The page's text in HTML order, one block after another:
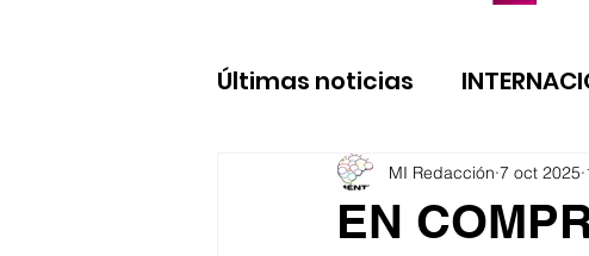
Últimas noticias
EN
MI Redacción 7 oct 2025